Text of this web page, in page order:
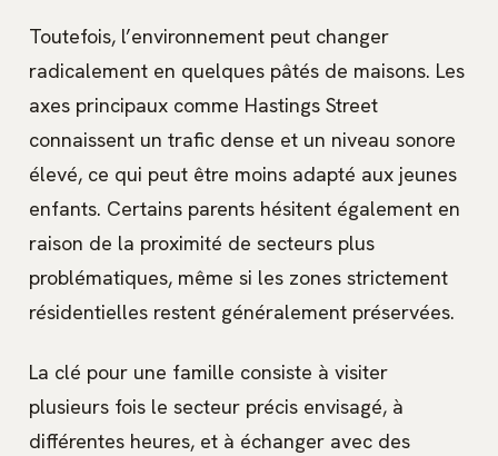
Toutefois, l’environnement peut changer
radicalement en quelques pâtés de maisons. Les
axes principaux comme Hastings Street
connaissent un trafic dense et un niveau sonore
élevé, ce qui peut être moins adapté aux jeunes
enfants. Certains parents hésitent également en
raison de la proximité de secteurs plus
problématiques, même si les zones strictement
résidentielles restent généralement préservées.
La clé pour une famille consiste à visiter
plusieurs fois le secteur précis envisagé, à
différentes heures, et à échanger avec des